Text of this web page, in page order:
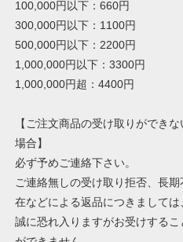
100,000円以下：660円
300,000円以下：1100円
500,000円以下：2200円
1,000,000円以下：3300円
1,000,000円超：4400円
【ご注文商品の受け取りができな
場合】
必ず予めご連絡下さい。
ご連絡無しの受け取り拒否、長期
在などによる返品につきましては
誠に恐れ入りますがお受けするこ